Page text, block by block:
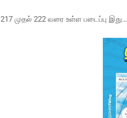
217 முதல் 222 வரை உள்ள படைப்பு இது…